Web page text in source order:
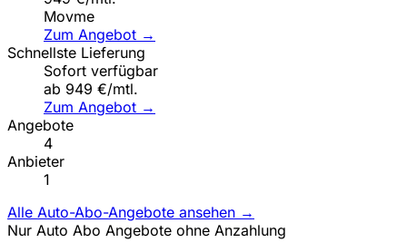
Movme
Zum Angebot →
Schnellste Lieferung
Sofort verfügbar
ab 949 €/mtl.
Zum Angebot →
Angebote
4
Anbieter
1
Alle Auto-Abo-Angebote ansehen →
Nur Auto Abo Angebote ohne Anzahlung